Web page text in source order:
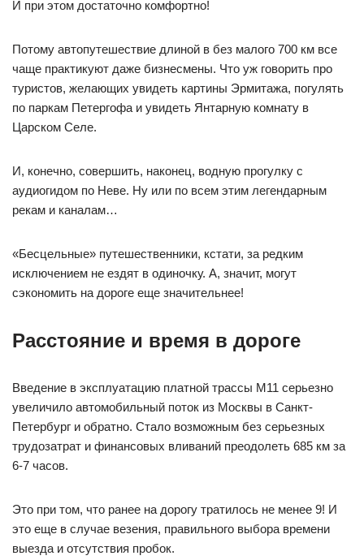
И при этом достаточно комфортно!
Потому автопутешествие длиной в без малого 700 км все
чаще практикуют даже бизнесмены. Что уж говорить про
туристов, желающих увидеть картины Эрмитажа, погулять
по паркам Петергофа и увидеть Янтарную комнату в
Царском Селе.
И, конечно, совершить, наконец, водную прогулку с
аудиогидом по Неве. Ну или по всем этим легендарным
рекам и каналам…
«Бесцельные» путешественники, кстати, за редким
исключением не ездят в одиночку. А, значит, могут
сэкономить на дороге еще значительнее!
Расстояние и время в дороге
Введение в эксплуатацию платной трассы М11 серьезно
увеличило автомобильный поток из Москвы в Санкт-
Петербург и обратно. Стало возможным без серьезных
трудозатрат и финансовых вливаний преодолеть 685 км за
6-7 часов.
Это при том, что ранее на дорогу тратилось не менее 9! И
это еще в случае везения, правильного выбора времени
выезда и отсутствия пробок.